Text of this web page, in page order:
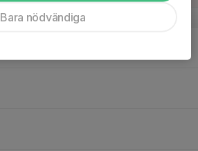
v.8
Bara nödvändiga